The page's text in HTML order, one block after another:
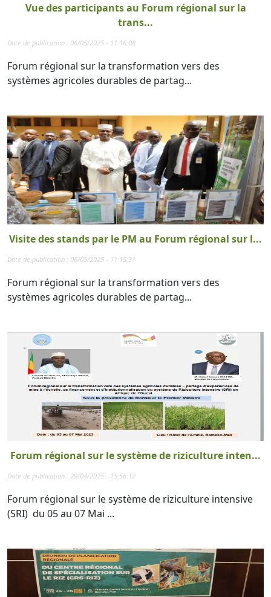
Vue des participants au Forum régional sur la
trans...
Date de publication : 06/05/2025 - 11:16:08
Forum régional sur la transformation vers des
systèmes agricoles durables de partag...
Visite des stands par le PM au Forum régional sur l...
Date de publication : 06/05/2025 - 11:15:31
Forum régional sur la transformation vers des
systèmes agricoles durables de partag...
Forum régional sur le système de riziculture inten...
Date de publication : 29/04/2025 - 15:56:12
Forum régional sur le système de riziculture intensive
(SRI) du 05 au 07 Mai ...